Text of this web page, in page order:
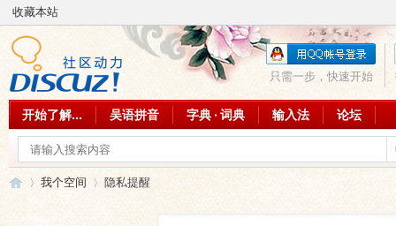
收藏本站
只需一步，快速开始
开始了解... 吴语拼音 字典 · 词典 输入法 论坛
我个空间 隐私提醒